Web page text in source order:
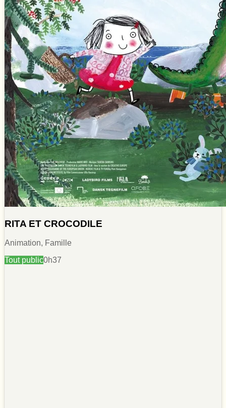
RITA ET CROCODILE
Animation, Famille
Tout public0h37